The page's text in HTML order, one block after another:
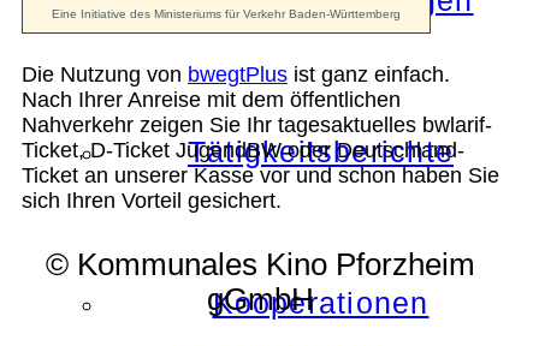
Tätigkeitsberichte
Kooperationen
Die Nutzung von bwegtPlus ist ganz einfach.
Nach Ihrer Anreise mit dem öffentlichen
Nahverkehr zeigen Sie Ihr tagesaktuelles bwlarif-
Ticket, D-Ticket JugendBW oder Deutschland-
Ticket an unserer Kasse vor und schon haben Sie
sich Ihren Vorteil gesichert.
© Kommunales Kino Pforzheim
gGmbH